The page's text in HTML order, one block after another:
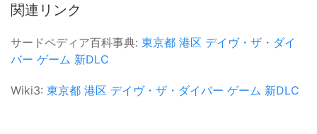
関連リンク
サードペディア百科事典: 東京都 港区 デイヴ・ザ・ダイ
バー ゲーム 新DLC
Wiki3: 東京都 港区 デイヴ・ザ・ダイバー ゲーム 新DLC